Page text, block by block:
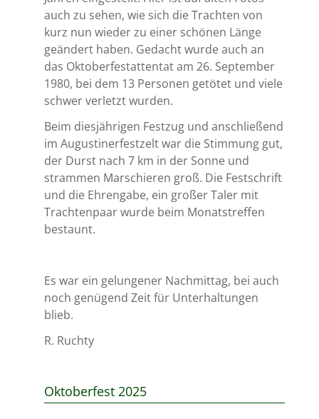
auch zu sehen, wie sich die Trachten von
kurz nun wieder zu einer schönen Länge
geändert haben. Gedacht wurde auch an
das Oktoberfestattentat am 26. September
1980, bei dem 13 Personen getötet und viele
schwer verletzt wurden.
Beim diesjährigen Festzug und anschließend
im Augustinerfestzelt war die Stimmung gut,
der Durst nach 7 km in der Sonne und
strammen Marschieren groß. Die Festschrift
und die Ehrengabe, ein großer Taler mit
Trachtenpaar wurde beim Monatstreffen
bestaunt.
Es war ein gelungener Nachmittag, bei auch
noch genügend Zeit für Unterhaltungen
blieb.
R. Ruchty
Oktoberfest 2025